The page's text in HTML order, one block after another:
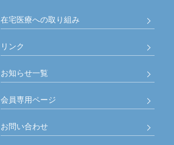
在宅医療への取り組み
リンク
お知らせ一覧
会員専用ページ
お問い合わせ